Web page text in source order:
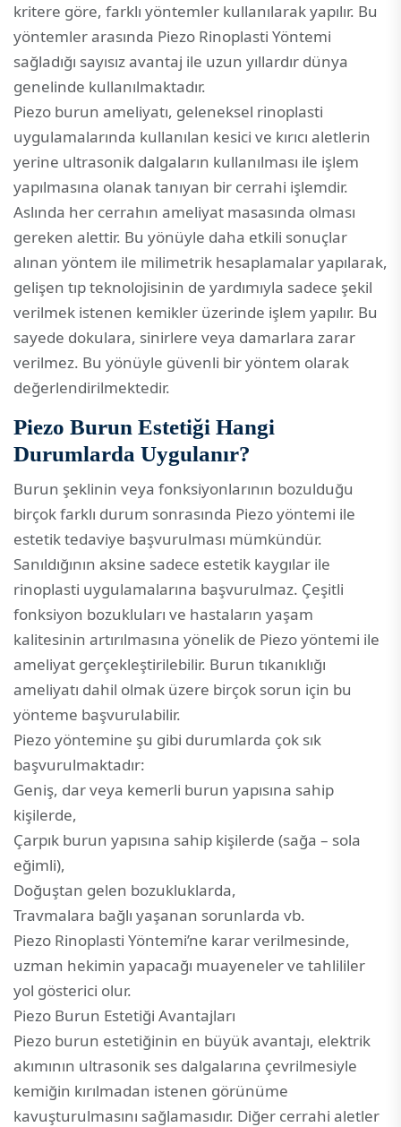
kritere göre, farklı yöntemler kullanılarak yapılır. Bu
yöntemler arasında Piezo Rinoplasti Yöntemi
sağladığı sayısız avantaj ile uzun yıllardır dünya
genelinde kullanılmaktadır.
Piezo burun ameliyatı, geleneksel rinoplasti
uygulamalarında kullanılan kesici ve kırıcı aletlerin
yerine ultrasonik dalgaların kullanılması ile işlem
yapılmasına olanak tanıyan bir cerrahi işlemdir.
Aslında her cerrahın ameliyat masasında olması
gereken alettir. Bu yönüyle daha etkili sonuçlar
alınan yöntem ile milimetrik hesaplamalar yapılarak,
gelişen tıp teknolojisinin de yardımıyla sadece şekil
verilmek istenen kemikler üzerinde işlem yapılır. Bu
sayede dokulara, sinirlere veya damarlara zarar
verilmez. Bu yönüyle güvenli bir yöntem olarak
değerlendirilmektedir.
Piezo Burun Estetiği Hangi
Durumlarda Uygulanır?
Burun şeklinin veya fonksiyonlarının bozulduğu
birçok farklı durum sonrasında Piezo yöntemi ile
estetik tedaviye başvurulması mümkündür.
Sanıldığının aksine sadece estetik kaygılar ile
rinoplasti uygulamalarına başvurulmaz. Çeşitli
fonksiyon bozukluları ve hastaların yaşam
kalitesinin artırılmasına yönelik de Piezo yöntemi ile
ameliyat gerçekleştirilebilir. Burun tıkanıklığı
ameliyatı dahil olmak üzere birçok sorun için bu
yönteme başvurulabilir.
Piezo yöntemine şu gibi durumlarda çok sık
başvurulmaktadır:
Geniş, dar veya kemerli burun yapısına sahip
kişilerde,
Çarpık burun yapısına sahip kişilerde (sağa – sola
eğimli),
Doğuştan gelen bozukluklarda,
Travmalara bağlı yaşanan sorunlarda vb.
Piezo Rinoplasti Yöntemi’ne karar verilmesinde,
uzman hekimin yapacağı muayeneler ve tahlililer
yol gösterici olur.
Piezo Burun Estetiği Avantajları
Piezo burun estetiğinin en büyük avantajı, elektrik
akımının ultrasonik ses dalgalarına çevrilmesiyle
kemiğin kırılmadan istenen görünüme
kavuşturulmasını sağlamasıdır. Diğer cerrahi aletler